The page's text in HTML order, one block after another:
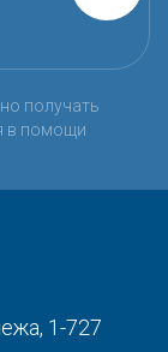
получать
в помощи
1-727